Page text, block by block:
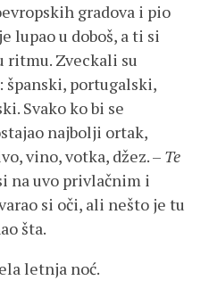
gradova i pio
lupao u doboš, a ti si
ritmu. Zveckali su
španski, portugalski,
Svako ko bi se
najbolji ortak,
vino, votka, džez. – Te
na uvo privlačnim i
si oči, ali nešto je tu
šta.
letnja noć.